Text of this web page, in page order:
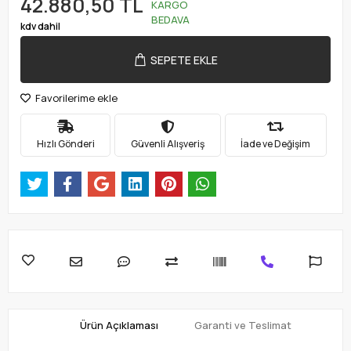
kdv dahil
KARGO
BEDAVA
SEPETE EKLE
Favorilerime ekle
Hızlı Gönderi Güvenli Alışveriş İade ve Değişim
Ürün Açıklaması Garanti ve Teslimat